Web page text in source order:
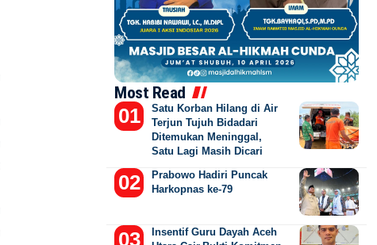
Most Read
Satu Korban Hilang di Air
Terjun Tujuh Bidadari
Ditemukan Meninggal,
Satu Lagi Masih Dicari
Prabowo Hadiri Puncak
Harkopnas ke-79
Insentif Guru Dayah Aceh